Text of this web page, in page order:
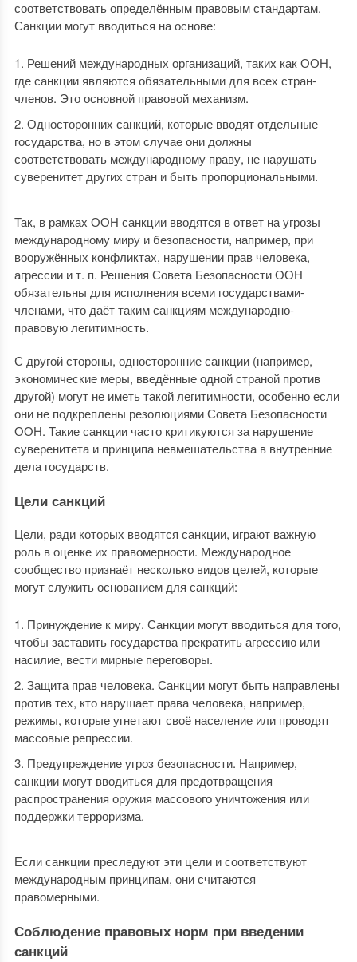
соответствовать определённым правовым стандартам.
Санкции могут вводиться на основе:
Решений международных организаций, таких как ООН,
где санкции являются обязательными для всех стран-
членов. Это основной правовой механизм.
Односторонних санкций, которые вводят отдельные
государства, но в этом случае они должны
соответствовать международному праву, не нарушать
суверенитет других стран и быть пропорциональными.
Так, в рамках ООН санкции вводятся в ответ на угрозы
международному миру и безопасности, например, при
вооружённых конфликтах, нарушении прав человека,
агрессии и т. п. Решения Совета Безопасности ООН
обязательны для исполнения всеми государствами-
членами, что даёт таким санкциям международно-
правовую легитимность.
С другой стороны, односторонние санкции (например,
экономические меры, введённые одной страной против
другой) могут не иметь такой легитимности, особенно если
они не подкреплены резолюциями Совета Безопасности
ООН. Такие санкции часто критикуются за нарушение
суверенитета и принципа невмешательства в внутренние
дела государств.
Цели санкций
Цели, ради которых вводятся санкции, играют важную
роль в оценке их правомерности. Международное
сообщество признаёт несколько видов целей, которые
могут служить основанием для санкций:
Принуждение к миру. Санкции могут вводиться для того,
чтобы заставить государства прекратить агрессию или
насилие, вести мирные переговоры.
Защита прав человека. Санкции могут быть направлены
против тех, кто нарушает права человека, например,
режимы, которые угнетают своё население или проводят
массовые репрессии.
Предупреждение угроз безопасности. Например,
санкции могут вводиться для предотвращения
распространения оружия массового уничтожения или
поддержки терроризма.
Если санкции преследуют эти цели и соответствуют
международным принципам, они считаются
правомерными.
Соблюдение правовых норм при введении
санкций